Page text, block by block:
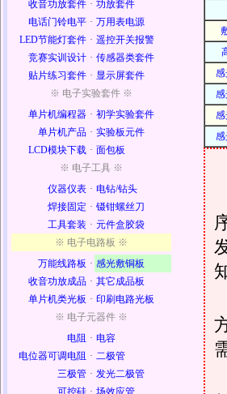
收音功放套件 · 功放套件
电话门铃电平 · 万用表电源
LED节能灯套件 · 遥控开关报警
竞赛实训设计 · 传感器类套件
贴片练习套件 · 显示屏套件
※ 电子实验套件 ※
单片机编程器 · 初学实验套件
单片机产品 · 实验板元件
LCD模块下载 · 面包板
※ 电子工具 ※
仪器仪表 · 电钻/钻头
焊接固定 · 镊钳螺丝刀
工具套装 · 元件盒胶袋
※ 电子电路板 ※
万能线路板 · 感光敷铜板
收音功放成品 · 其它成品板
单片机类光板 · 印刷电路光板
※ 电子元器件 ※
电阻 · 电容
电位器可调电阻 · 二极管
三极管 · 发光二极管
可控硅 · 场效应管
感
感
感
感